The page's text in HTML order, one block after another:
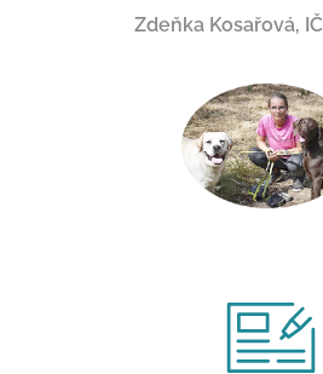
Zdeňka Kosařová, IČ